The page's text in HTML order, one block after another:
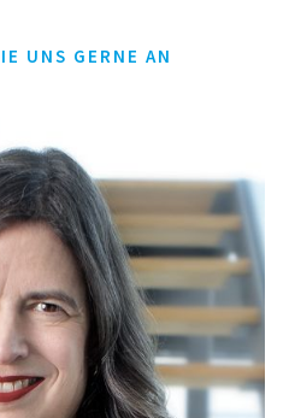
UNS GERNE AN